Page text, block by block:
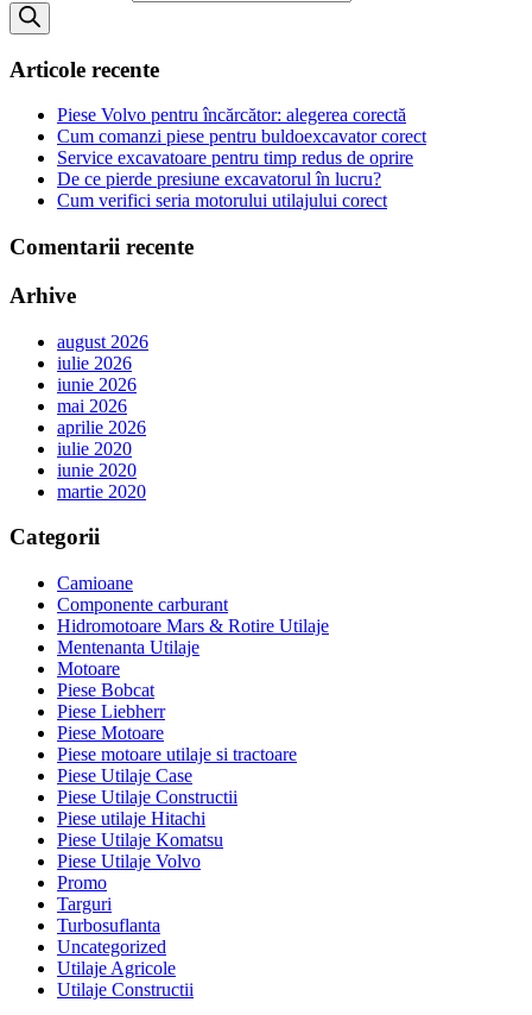
Articole recente
Piese Volvo pentru încărcător: alegerea corectă
Cum comanzi piese pentru buldoexcavator corect
Service excavatoare pentru timp redus de oprire
De ce pierde presiune excavatorul în lucru?
Cum verifici seria motorului utilajului corect
Comentarii recente
Arhive
august 2026
iulie 2026
iunie 2026
mai 2026
aprilie 2026
iulie 2020
iunie 2020
martie 2020
Categorii
Camioane
Componente carburant
Hidromotoare Mars & Rotire Utilaje
Mentenanta Utilaje
Motoare
Piese Bobcat
Piese Liebherr
Piese Motoare
Piese motoare utilaje si tractoare
Piese Utilaje Case
Piese Utilaje Constructii
Piese utilaje Hitachi
Piese Utilaje Komatsu
Piese Utilaje Volvo
Promo
Targuri
Turbosuflanta
Uncategorized
Utilaje Agricole
Utilaje Constructii